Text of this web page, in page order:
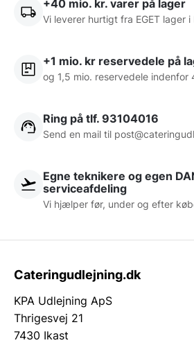
+40 mio. kr. varer på lager
Vi leverer hurtigt fra EGET lager i
+1 mio. kr reservedele på
og 1,5 mio. reservedele indenfor
Ring på tlf. 93104016
Send en mail til
Egne teknikere og egen
serviceafdeling
Vi hjælper før, under og efter
Cateringudlejning.dk
KPA Udlejning ApS
Thrigesvej 21
7430 Ikast